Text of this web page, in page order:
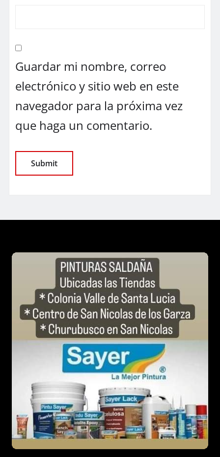
Guardar mi nombre, correo
electrónico y sitio web en este
navegador para la próxima vez
que haga un comentario.